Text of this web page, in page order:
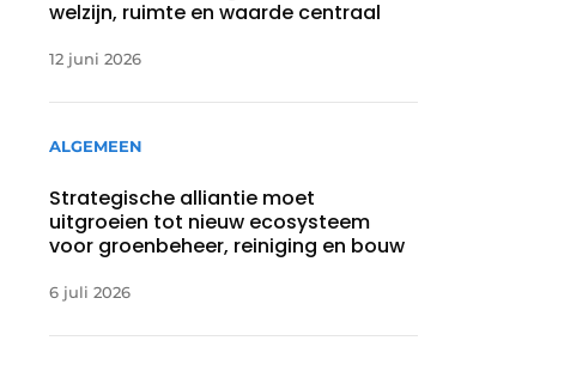
welzijn, ruimte en waarde centraal
12 juni 2026
ALGEMEEN
Strategische alliantie moet
uitgroeien tot nieuw ecosysteem
voor groenbeheer, reiniging en bouw
6 juli 2026